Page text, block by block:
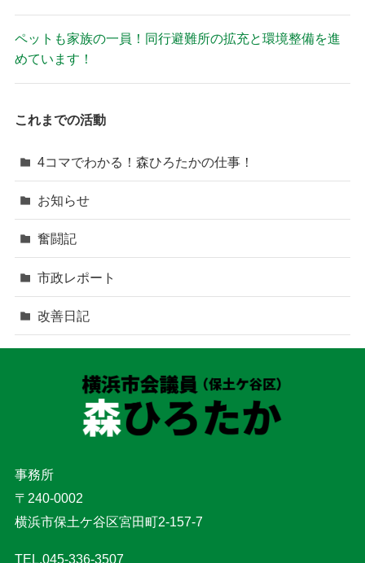
ペットも家族の一員！同行避難所の拡充と環境整備を進
めています！
これまでの活動
4コマでわかる！森ひろたかの仕事！
お知らせ
奮闘記
市政レポート
改善日記
事務所
〒240-0002
横浜市保土ケ谷区宮田町2-157-7
TEL.045-336-3507